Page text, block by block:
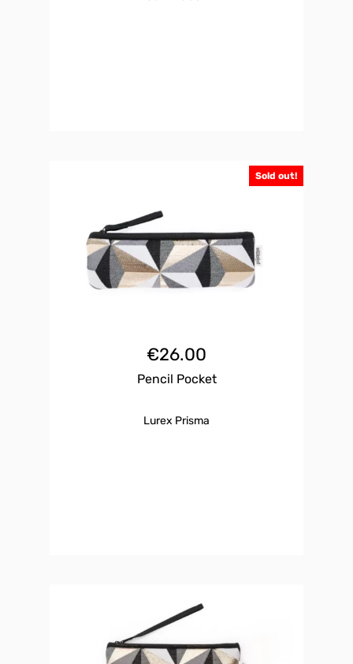
Sold out!
€26.00
Pencil Pocket
Lurex Prisma